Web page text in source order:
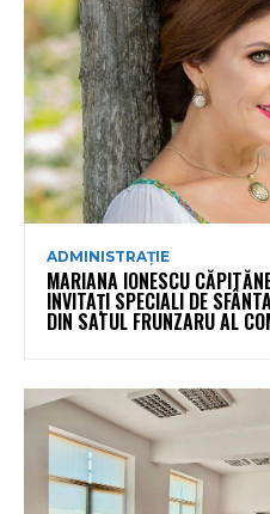
ADMINISTRAȚIE
MARIANA IONESCU
INVITAȚI SPECIALI DE
DIN SATUL FRUNZARU AL